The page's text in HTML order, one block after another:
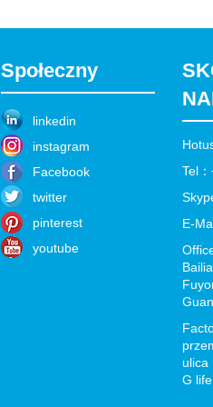
Społeczny
linkedin
instagram
Facebook
twitter
pinterest
youtube
Tel
E-
ulica
G